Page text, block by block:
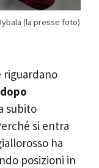
(la presse foto)
riguardano
subito
si entra
ha
posizioni in